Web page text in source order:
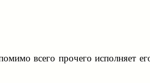
всего прочего исполняет